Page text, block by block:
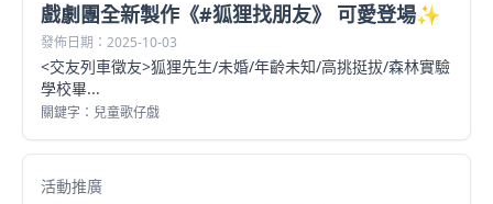
戲劇團全新製作《#狐狸找朋友》 可愛登場✨
發佈日期：2025-10-03
<交友列車徵友>狐狸先生/未婚/年齡未知/高挑挺拔/森林實驗
學校畢...
關鍵字：兒童歌仔戲
活動推廣